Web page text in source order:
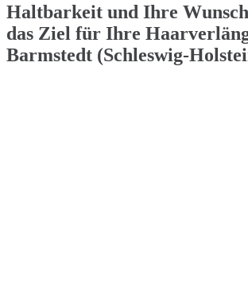
Haltbarkeit und Ihre
das Ziel für Ihre
Barmstedt (Schleswig-